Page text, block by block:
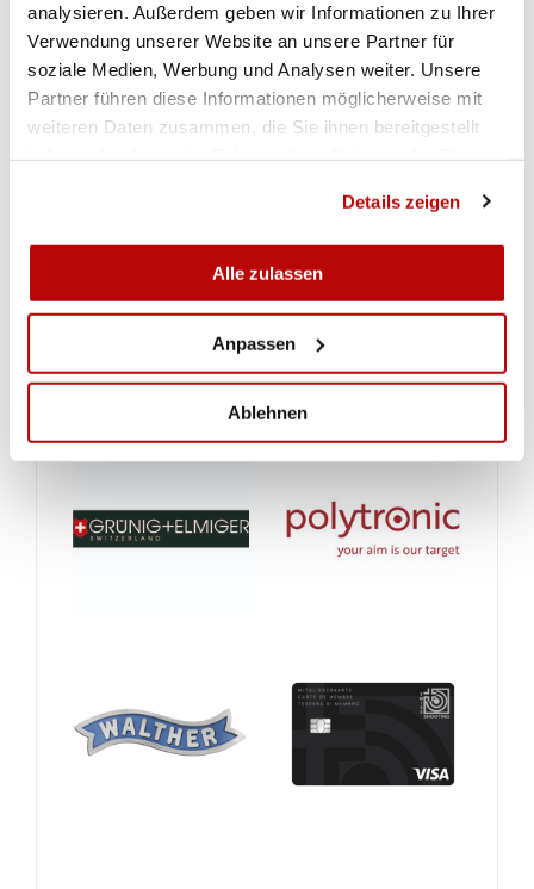
analysieren. Außerdem geben wir Informationen zu Ihrer
Verwendung unserer Website an unsere Partner für
soziale Medien, Werbung und Analysen weiter. Unsere
Partner führen diese Informationen möglicherweise mit
weiteren Daten zusammen, die Sie ihnen bereitgestellt
Details zeigen
Alle zulassen
Anpassen
Ablehnen